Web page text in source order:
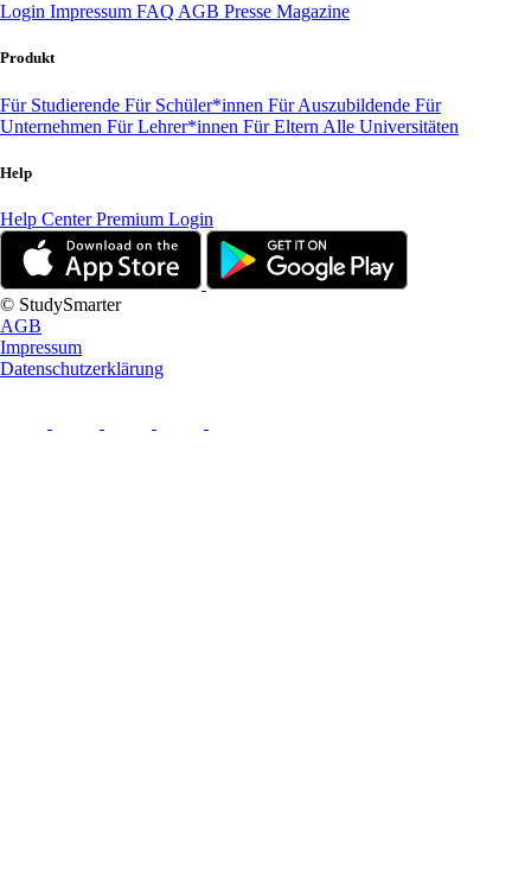
Login Impressum FAQ AGB Presse Magazine
Produkt
Für Studierende Für Schüler*innen Für Auszubildende Für
Unternehmen Für Lehrer*innen Für Eltern Alle Universitäten
Help
Help CenterPremium Login
© StudySmarter
AGB
Impressum
Datenschutzerklärung